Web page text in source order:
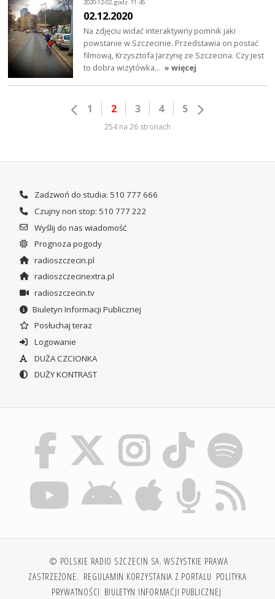
2020-12-02, godz. 11:45
02.12.2020
Na zdjęciu widać interaktywny pomnik jaki
powstanie w Szczecinie. Przedstawia on postać
filmową, Krzysztofa Jarzynę ze Szczecina. Czy jest
to dobra wizytówka… » więcej
1 2 3 4 5
254 na 26 stronach
Zadzwoń do studia: 510 777 666
Czujny non stop: 510 777 222
Wyślij do nas wiadomość
Prognoza pogody
radioszczecin.pl
radioszczecinextra.pl
radioszczecin.tv
Biuletyn Informacji Publicznej
Posłuchaj teraz
Logowanie
DUŻA CZCIONKA
DUŻY KONTRAST
© POLSKIE RADIO SZCZECIN SA. WSZYSTKIE PRAWA
ZASTRZEŻONE. REGULAMIN KORZYSTANIA Z PORTALU POLITYKA
PRYWATNOŚCI BIULETYN INFORMACJI PUBLICZNEJ